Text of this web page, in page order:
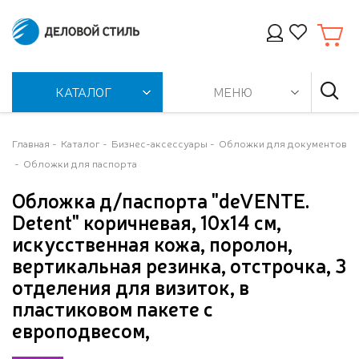
КАТАЛОГ МЕНЮ
Главная Каталог Бизнес-аксессуары
Обложки для документов
Обложки для паспорта
Обложка д/паспорта "deVENTE.
Detent" коричневая, 10x14 см,
искусственная кожа, поролон,
вертикальная резинка, отстрочка, 3
отделения для визиток, в
пластиковом пакете с
европодвесом,